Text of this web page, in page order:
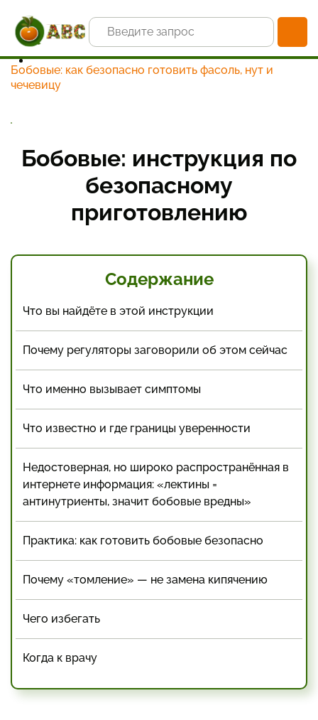
Главная
Статьи и новости
Инструкции по самоконтролю здоровья: измерение
веса и антропометрии
Бобовые: как безопасно готовить фасоль, нут и
чечевицу
Бобовые: инструкция по
безопасному
приготовлению
Содержание
Что вы найдёте в этой инструкции
Почему регуляторы заговорили об этом сейчас
Что именно вызывает симптомы
Что известно и где границы уверенности
Недостоверная, но широко распространённая в
интернете информация: «лектины =
антинутриенты, значит бобовые вредны»
Практика: как готовить бобовые безопасно
Почему «томление» — не замена кипячению
Чего избегать
Когда к врачу